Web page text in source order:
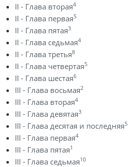
II - Глава вторая4
II - Глава первая5
II - Глава пятая3
II - Глава седьмая4
II - Глава третья8
II - Глава четвертая5
II - Глава шестая6
III - Глава восьмая2
III - Глава вторая4
III - Глава девятая3
III - Глава десятая и последняя5
III - Глава первая4
III - Глава пятая1
III - Глава седьмая10